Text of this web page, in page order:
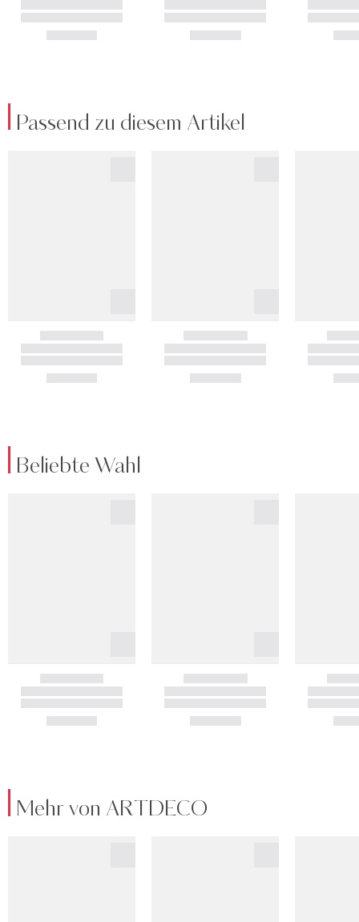
Passend zu diesem Artikel
Beliebte Wahl
Mehr von ARTDECO